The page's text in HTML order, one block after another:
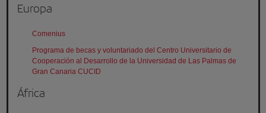
Europa
Comenius
Programa de becas y voluntariado del Centro Universitario de
Cooperación al Desarrollo de la Universidad de Las Palmas de
Gran Canaria CUCID
África